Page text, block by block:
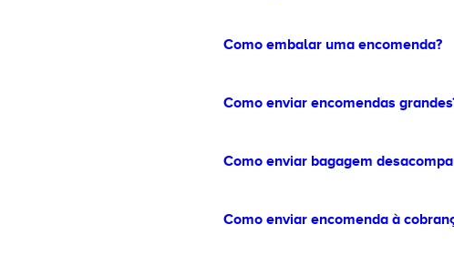
Como embalar uma encomenda?
Como enviar encomendas
Como enviar bagagem
Como enviar encomenda à